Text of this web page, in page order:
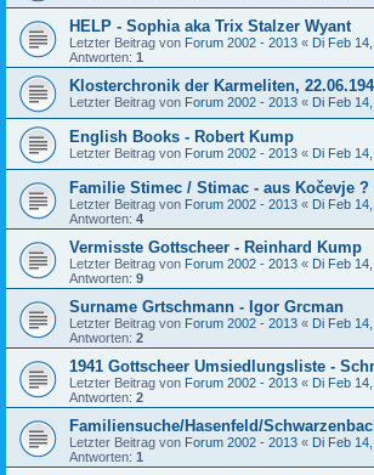
HELP - Sophia aka Trix Stalzer Wyant
Letzter Beitrag von Forum 2002 - 2013 « Di Feb
Antworten: 1
Klosterchronik der Karmeliten,
Letzter Beitrag von Forum 2002 - 2013 « Di Feb
English Books - Robert Kump
Letzter Beitrag von Forum 2002 - 2013 « Di Feb
Familie Stimec / Stimac - aus Kočevje
Letzter Beitrag von Forum 2002 - 2013 « Di Feb
Antworten: 4
Vermisste Gottscheer - Reinhard Kump
Letzter Beitrag von Forum 2002 - 2013 « Di Feb
Antworten: 9
Surname Grtschmann - Igor Grcman
Letzter Beitrag von Forum 2002 - 2013 « Di Feb
Antworten: 2
1941 Gottscheer Umsiedlungsliste -
Letzter Beitrag von Forum 2002 - 2013 « Di Feb
Antworten: 2
Familiensuche/Hasenfeld/
Letzter Beitrag von Forum 2002 - 2013 « Di Feb
Antworten: 1